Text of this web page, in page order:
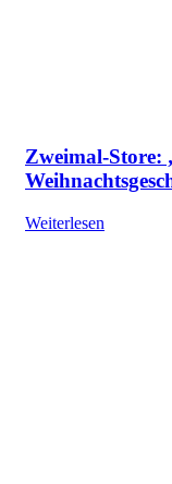
Zweimal-Store:
Weiterlesen